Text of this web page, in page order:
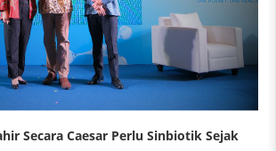
Secara Caesar Perlu Sinbiotik Sejak